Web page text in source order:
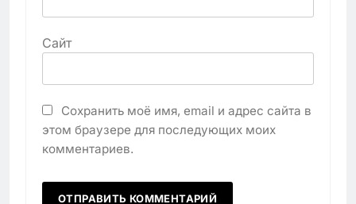
Сайт
Сохранить моё имя, email и адрес сайта в
этом браузере для последующих моих
комментариев.